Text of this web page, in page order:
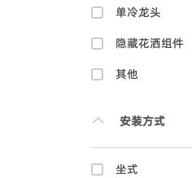
单冷龙头
隐藏花洒组件
其他
安装方式
坐式